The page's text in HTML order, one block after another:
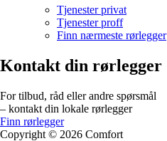
Tjenester privat
Tjenester proff
Finn nærmeste rørlegger
Kontakt din rørlegger
For tilbud, råd eller andre spørsmål
– kontakt din lokale rørlegger
Finn rørlegger
Copyright © 2026 Comfort